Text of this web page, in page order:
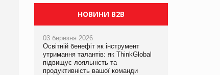
НОВИНИ B2B
03 березня 2026
Освітній бенефіт як інструмент
утримання талантів: як ThinkGlobal
підвищує лояльність та
продуктивність вашої команди